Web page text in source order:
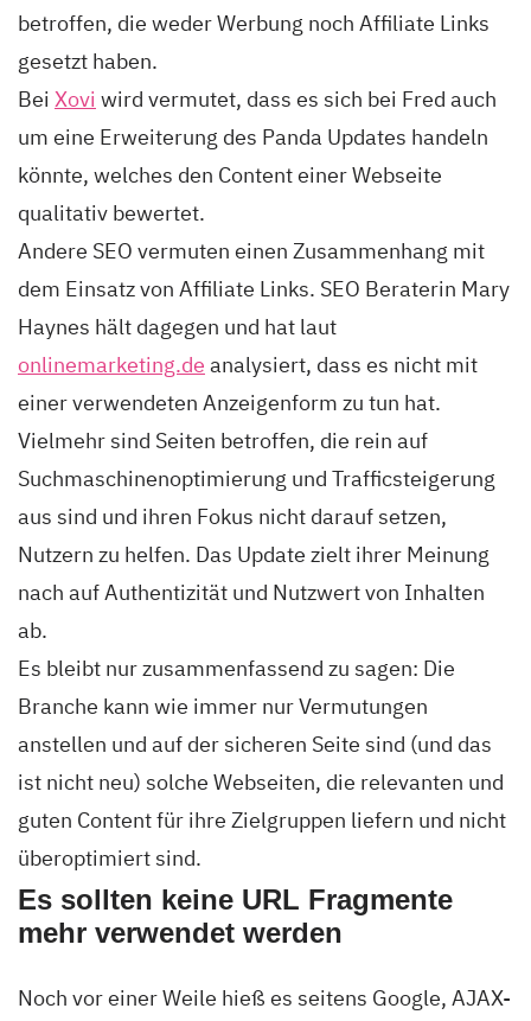
betroffen, die weder Werbung noch Affiliate Links
gesetzt haben.
Bei Xovi wird vermutet, dass es sich bei Fred auch
um eine Erweiterung des Panda Updates handeln
könnte, welches den Content einer Webseite
qualitativ bewertet.
Andere SEO vermuten einen Zusammenhang mit
dem Einsatz von Affiliate Links. SEO Beraterin Mary
Haynes hält dagegen und hat laut
onlinemarketing.de analysiert, dass es nicht mit
einer verwendeten Anzeigenform zu tun hat.
Vielmehr sind Seiten betroffen, die rein auf
Suchmaschinenoptimierung und Trafficsteigerung
aus sind und ihren Fokus nicht darauf setzen,
Nutzern zu helfen. Das Update zielt ihrer Meinung
nach auf Authentizität und Nutzwert von Inhalten
ab.
Es bleibt nur zusammenfassend zu sagen: Die
Branche kann wie immer nur Vermutungen
anstellen und auf der sicheren Seite sind (und das
ist nicht neu) solche Webseiten, die relevanten und
guten Content für ihre Zielgruppen liefern und nicht
überoptimiert sind.
Es sollten keine URL Fragmente
mehr verwendet werden
Noch vor einer Weile hieß es seitens Google, AJAX-